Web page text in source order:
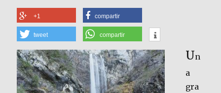
+1 compartir
tweet compartir
Un
a
gra